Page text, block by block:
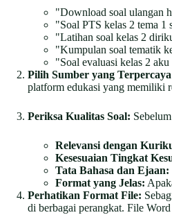
"Download soal ulangan
"Soal PTS kelas 2 tema 1
"Latihan soal kelas 2
"Kumpulan soal tematik
"Soal evaluasi kelas 2
Pilih Sumber yang
platform edukasi yang memiliki
Periksa Kualitas Soal:
Relevansi dengan
Kesesuaian Tingkat
Tata Bahasa dan Ejaan:
Format yang Jelas:
Perhatikan Format File:
di berbagai perangkat. File